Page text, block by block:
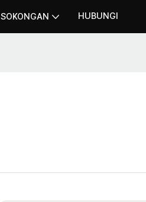
SOKONGAN HUBUNGI